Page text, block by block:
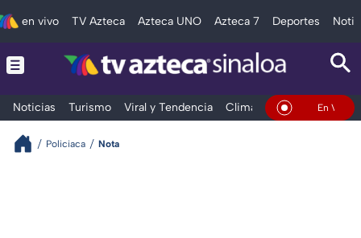
en vivo TV Azteca Azteca UNO Azteca 7 Deportes
Noticias Turismo Viral y Tendencia Clima Deportes En Vivo
Policiaca Nota